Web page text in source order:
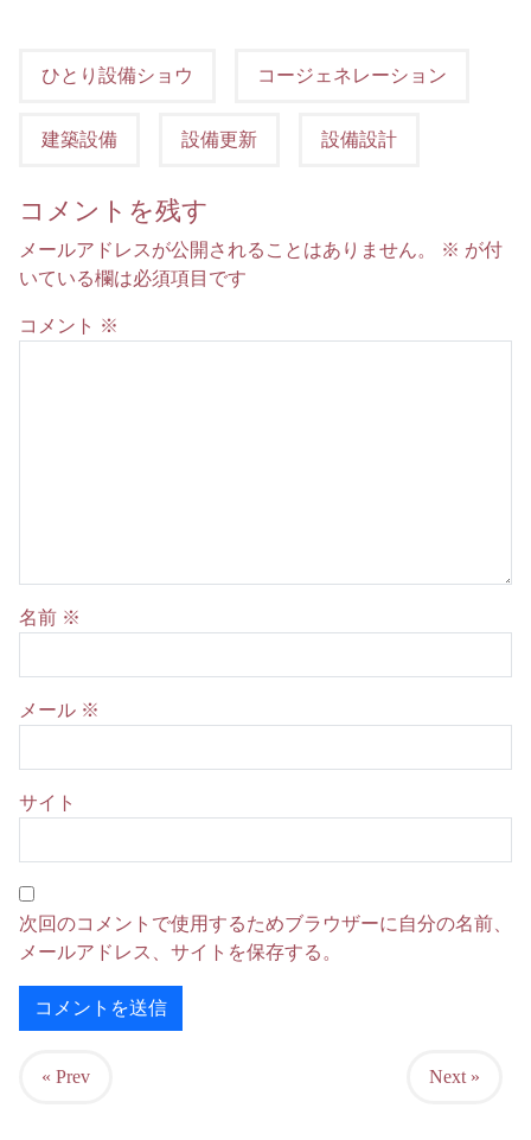
ひとり設備ショウ コージェネレーション
建築設備 設備更新 設備設計
コメントを残す
メールアドレスが公開されることはありません。 ※ が付
いている欄は必須項目です
コメント ※
名前 ※
メール ※
サイト
次回のコメントで使用するためブラウザーに自分の名前、
メールアドレス、サイトを保存する。
« Prev Next »